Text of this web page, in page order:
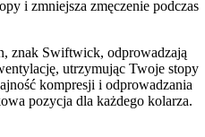
i zmniejsza zmęczenie podczas
znak Swiftwick, odprowadzają
utrzymując Twoje stopy
kompresji i odprowadzania
pozycja dla każdego kolarza.